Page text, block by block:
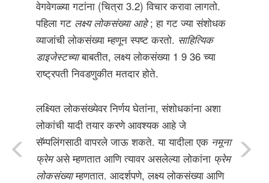
वेगवेगळ्या गटांना (चित्रा 3.2) विचार करावा लागतो.
पहिला गट लक्ष्य लोकसंख्या आहे; हा गट ज्या संशोधक
व्याजांची लोकसंख्या म्हणून स्पष्ट करतो. साहित्यिक
डाइजेस्टच्याबाबतीत, लक्ष्य लोकसंख्या 1 9 36 च्या
राष्ट्रपती निवडणुकीत मतदार होते.
लक्ष्यित लोकसंख्येवर निर्णय घेतांना, संशोधकांना अशा
लोकांची यादी तयार करणे आवश्यक आहे जे
सॅम्पलिंगसाठी वापरले जाऊ शकते. या यादीला एक नमूना
फ्रेमअसे म्हणतात आणि त्यावर असलेल्या लोकांना फ्रेम
लोकसंख्याम्हणतात. आदर्शपणे, लक्ष्य लोकसंख्या आणि